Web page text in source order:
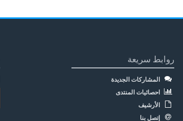
روابط سريعة
المشاركات الجديدة
احصائيات المنتدى
الأرشيف
إتصل بنا